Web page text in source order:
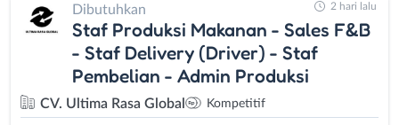
Dibutuhkan
Staf Produksi Makanan - Sales F&B
- Staf Delivery (Driver) - Staf
Pembelian - Admin Produksi
CV. Ultima Rasa Global Kompetitif
2 hari lalu